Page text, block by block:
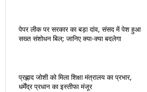
पेपर लीक पर सरकार का बड़ा दांव, संसद में पेश हुआ
सख्त संशोधन बिल; जानिए क्या-क्या बदलेगा
प्रह्लाद जोशी को मिला शिक्षा मंत्रालय का प्रभार,
धर्मेंद्र प्रधान का इस्तीफा मंजूर